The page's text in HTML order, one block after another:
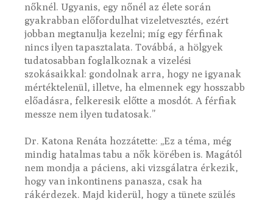
nőknél. Ugyanis, egy nőnél az élete során
gyakrabban előfordulhat vizeletvesztés, ezért
jobban megtanulja kezelni; míg egy férfinak
nincs ilyen tapasztalata. Továbbá, a hölgyek
tudatosabban foglalkoznak a vizelési
szokásaikkal: gondolnak arra, hogy ne igyanak
mértéktelenül, illetve, ha elmennek egy hosszabb
előadásra, felkeresik előtte a mosdót. A férfiak
messze nem ilyen tudatosak.”
Dr. Katona Renáta hozzátette: „Ez a téma, még
mindig hatalmas tabu a nők körében is. Magától
nem mondja a páciens, aki vizsgálatra érkezik,
hogy van inkontinens panasza, csak ha
rákérdezek. Majd kiderül, hogy a tünete szülés